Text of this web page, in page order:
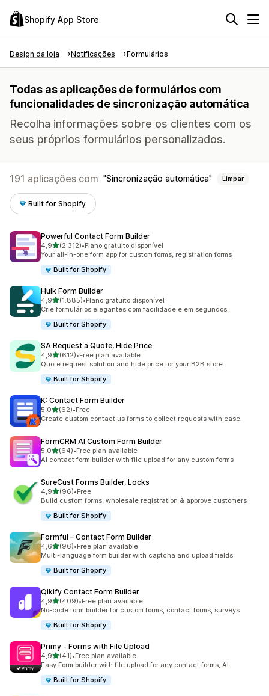
Shopify App Store
Design da loja Notificações Formulários
Todas as aplicações de formulários com
funcionalidades de sincronização automática
Recolha informações sobre os clientes com os
seus próprios formulários personalizados.
191 aplicações com Sincronização automática Limpar
Built for Shopify
Powerful Contact Form Builder
4,9de 5 estrelas
(2.312)
2312 total de avaliações
•Plano gratuito disponível
Your all-in-one form app for custom forms, registration forms
Built for Shopify
Hulk Form Builder
4,9de 5 estrelas
(1.885)
1885 total de avaliações
•Plano gratuito disponível
Crie formulários elegantes com facilidade e em segundos.
Built for Shopify
SA Request a Quote, Hide Price
4,9de 5 estrelas
(612)
612 total de avaliações
•Free plan available
Quote request solution and hide price for your B2B store
Built for Shopify
K: Contact Form Builder
5,0de 5 estrelas
(62)
62 total de avaliações
•Free
Create custom contact us forms to collect requests with ease.
FormCRM AI Custom Form Builder
5,0de 5 estrelas
(64)
64 total de avaliações
•Free plan available
AI contact form builder with file upload for any custom forms
SureCust Forms Builder, Locks
4,9de 5 estrelas
(96)
96 total de avaliações
•Free
Build custom forms, wholesale registration & approve customers
Built for Shopify
Formful – Contact Form Builder
4,6de 5 estrelas
(96)
96 total de avaliações
•Free plan available
Multi-language form builder with captcha and upload fields
Built for Shopify
Qikify Contact Form Builder
4,9de 5 estrelas
(409)
409 total de avaliações
•Free plan available
No-code form builder for custom forms, contact forms, surveys
Built for Shopify
Primy ‑ Forms with File Upload
4,9de 5 estrelas
(41)
41 total de avaliações
•Free plan available
Easy Form builder with file upload for any contact forms, AI
Built for Shopify